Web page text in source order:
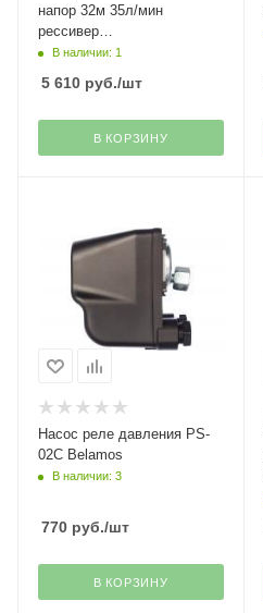
напор 32м 35л/мин
рессивер
2л,чугун,вихревой
В наличии: 1
5 610 руб./шт
В КОРЗИНУ
Насос реле давления PS-
02C Belamos
В наличии: 3
770 руб./шт
В КОРЗИНУ